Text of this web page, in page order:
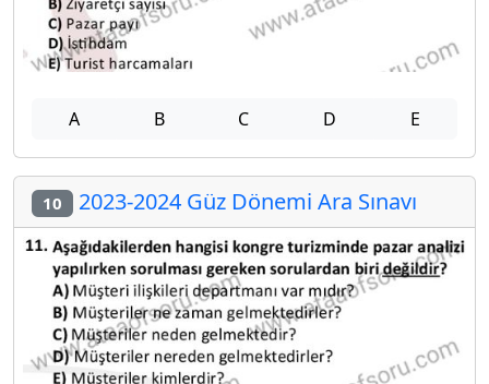
A B C D E
10 2023-2024 Güz Dönemi Ara Sınavı